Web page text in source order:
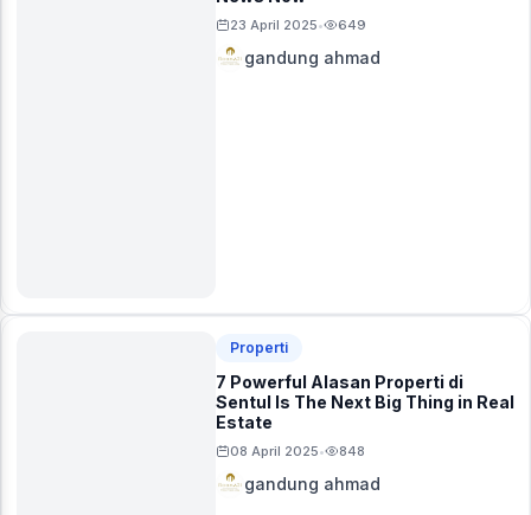
23 April 2025• 649
gandung ahmad
Properti
7 Powerful Alasan Properti di
Sentul Is The Next Big Thing in Real
Estate
08 April 2025• 848
gandung ahmad